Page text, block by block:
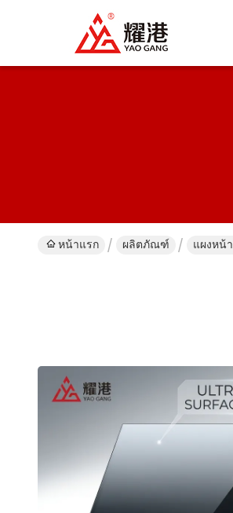
หน้าแรก ผลิตภัณฑ์ แผงหน้